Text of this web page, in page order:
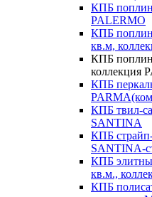
КПБ
PALERMO
КПБ поплин
кв.м,
КПБ поплин
коллекция
КПБ
КПБ твил-
SANTINA
КПБ
SANTINA-
КПБ
кв.м.,
КПБ